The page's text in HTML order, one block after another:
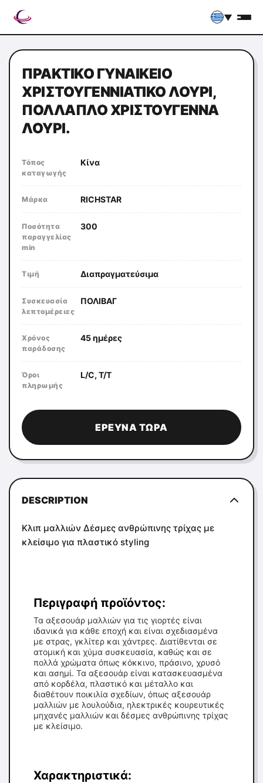
▼
ΠΡΑΚΤΙΚΌ ΓΥΝΑΙΚΕΊΟ
ΧΡΙΣΤΟΥΓΕΝΝΙΆΤΙΚΟ ΛΟΥΡΊ,
ΠΟΛΛΑΠΛΌ ΧΡΙΣΤΟΎΓΕΝΝΑ
ΛΟΥΡΊ.
Τόπος
καταγωγής
Κίνα
Μάρκα RICHSTAR
Ποσότητα
παραγγελίας
min
300
Τιμή Διαπραγματεύσιμα
Συσκευασία
λεπτομέρειες
ΠΟΛΙΒΑΓ
Χρόνος
παράδοσης
45 ημέρες
Όροι
πληρωμής
L/C, T/T
ΈΡΕΥΝΑ ΤΏΡΑ
DESCRIPTION
Κλιπ μαλλιών Δέσμες ανθρώπινης τρίχας με
κλείσιμο για πλαστικό styling
Περιγραφή προϊόντος:
Τα αξεσουάρ μαλλιών για τις γιορτές είναι
ιδανικά για κάθε εποχή και είναι σχεδιασμένα
με στρας, γκλίτερ και χάντρες. Διατίθενται σε
ατομική και χύμα συσκευασία, καθώς και σε
πολλά χρώματα όπως κόκκινο, πράσινο, χρυσό
και ασημί. Τα αξεσουάρ είναι κατασκευασμένα
από κορδέλα, πλαστικό και μέταλλο και
διαθέτουν ποικιλία σχεδίων, όπως αξεσουάρ
μαλλιών με λουλούδια, ηλεκτρικές κουρευτικές
μηχανές μαλλιών και δέσμες ανθρώπινης τρίχας
με κλείσιμο.
Χαρακτηριστικά: